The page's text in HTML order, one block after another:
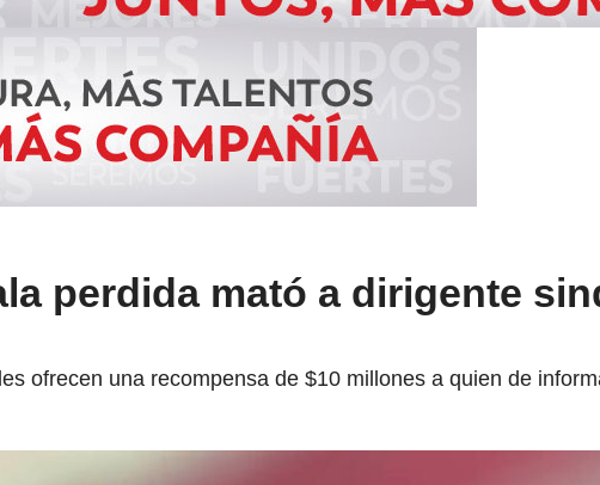
perdida mató a dirigente
ofrecen una recompensa de $10 millones a quien de